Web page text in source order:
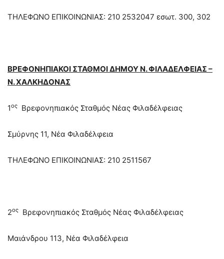
ΤΗΛΕΦΩΝΟ ΕΠΙΚΟΙΝΩΝΙΑΣ: 210 2532047 εσωτ. 300, 302
ΒΡΕΦΟΝΗΠΙΑΚΟΙ ΣΤΑΘΜΟΙ ΔΗΜΟΥ Ν. ΦΙΛΑΔΕΛΦΕΙΑΣ –
Ν. ΧΑΛΚΗΔΟΝΑΣ
1ος Βρεφονηπιακός Σταθμός Νέας Φιλαδέλφειας
Σμύρνης 11, Νέα Φιλαδέλφεια
ΤΗΛΕΦΩΝΟ ΕΠΙΚΟΙΝΩΝΙΑΣ: 210 2511567
2ος Βρεφονηπιακός Σταθμός Νέας Φιλαδέλφειας
Μαιάνδρου 113, Νέα Φιλαδέλφεια